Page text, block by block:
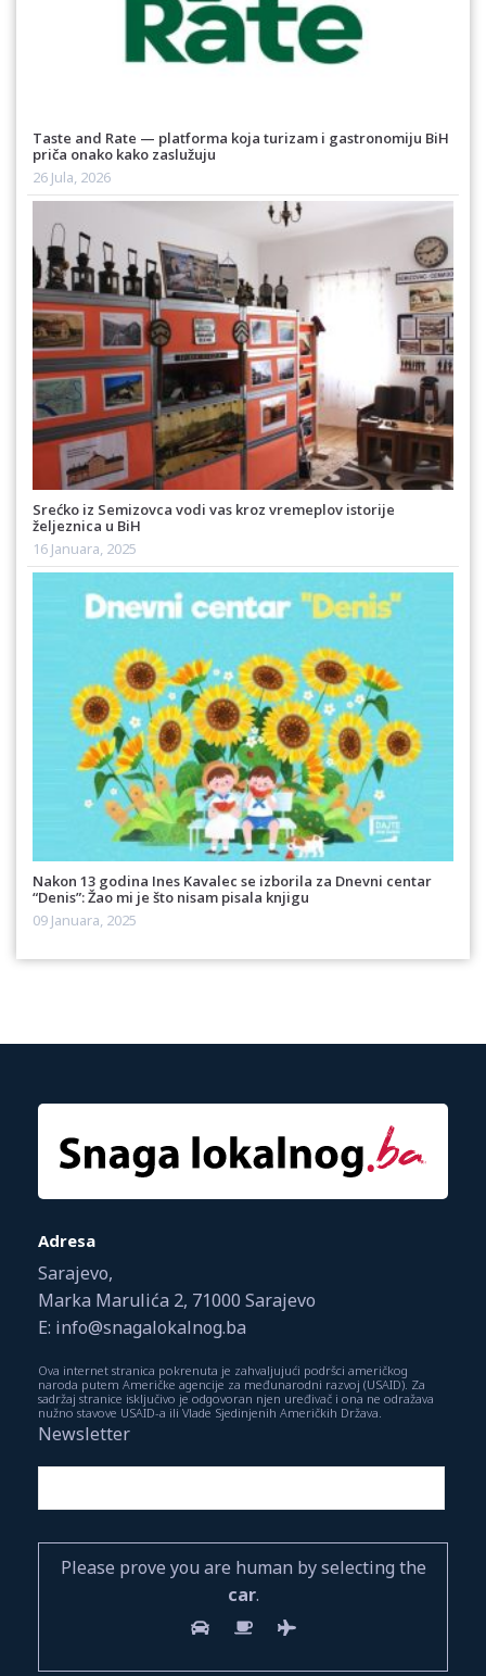
Taste and Rate — platforma koja turizam i gastronomiju BiH
priča onako kako zaslužuju
26 Jula, 2026
Srećko iz Semizovca vodi vas kroz vremeplov istorije
željeznica u BiH
16 Januara, 2025
Nakon 13 godina Ines Kavalec se izborila za Dnevni centar
“Denis”: Žao mi je što nisam pisala knjigu
09 Januara, 2025
Adresa
Sarajevo,
Marka Marulića 2, 71000 Sarajevo
E: info@snagalokalnog.ba
Ova internet stranica pokrenuta je zahvaljujući podršci američkog
naroda putem Američke agencije za međunarodni razvoj (USAID). Za
sadržaj stranice isključivo je odgovoran njen uređivač i ona ne odražava
nužno stavove USAID-a ili Vlade Sjedinjenih Američkih Država.
Newsletter
Please prove you are human by selecting the
car.